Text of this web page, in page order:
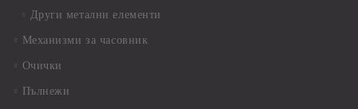
Други метални елементи
Механизми за часовник
Очички
Пълнежи